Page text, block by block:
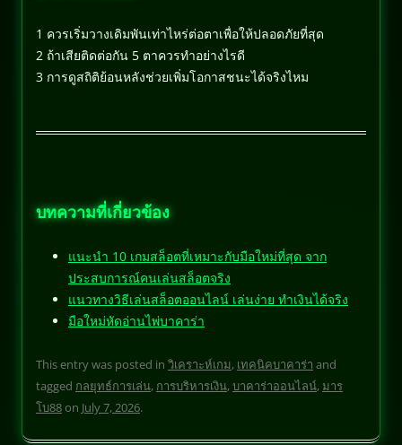
1 ควรเริ่มวางเดิมพันเท่าไหร่ต่อตาเพื่อให้ปลอดภัยที่สุด
2 ถ้าเสียติดต่อกัน 5 ตาควรทำอย่างไรดี
3 การดูสถิติย้อนหลังช่วยเพิ่มโอกาสชนะได้จริงไหม
บทความที่เกี่ยวข้อง
แนะนำ 10 เกมสล็อตที่เหมาะกับมือใหม่ที่สุด จาก
ประสบการณ์คนเล่นสล็อตจริง
แนวทางวิธีเล่นสล็อตออนไลน์ เล่นง่าย ทำเงินได้จริง
มือใหม่หัดอ่านไพ่บาคาร่า
This entry was posted in วิเคราะห์เกม, เทคนิคบาคาร่า and
tagged กลยุทธ์การเล่น, การบริหารเงิน,บาคาร่าออนไลน์, มาร
โบ88on July 7, 2026.